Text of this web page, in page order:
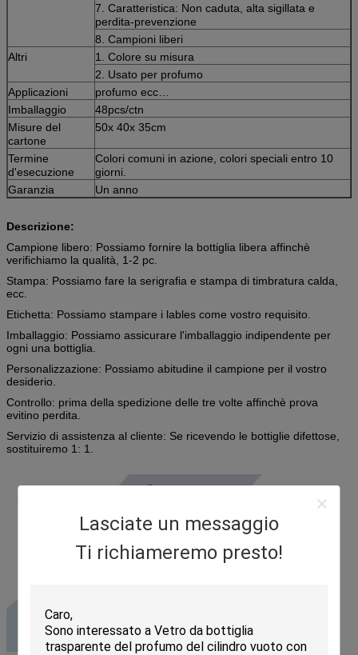
Lasciate un messaggio
Ti richiameremo presto!
7. Caratteristica: Non caduta, alta sigillata e
perdita-prevenzione
8. Campioni liberi
Altri
1. Colore su misura
2. Usato per profumo
Applicazioni
profumo ecc…
Imballaggio
48pcs/ctn
Misure del
cartone
50x 40x 35cm
Termine
d'esecuzione
Colori comuni in azione, colori speciali entro 10
giorni.
Garanzia
Un anno
Descrizione:
Campione libero: Possiamo fornire la bottiglia libera affinchè
verifichiamo la qualità, 1-2 pc.
Stampa: Possiamo fare la serigrafia e stampa di timbratura calda,
ecc.
Etichetta: Possiamo stampare i lables come vostro requisito.
Imballaggio: Possiamo assicurare l'imballaggio indipendente per
ogni una bottiglia.
Personalizzazione: Possiamo abitudine il campione per il vostro
desiderio.
Controllo: prima della spedizione delle tre volte affinchè prova
evitino perdita.
Servizio di assistenza al cliente: Se ricevendo le bottiglie difettose,
sostituiremo 1: 1.